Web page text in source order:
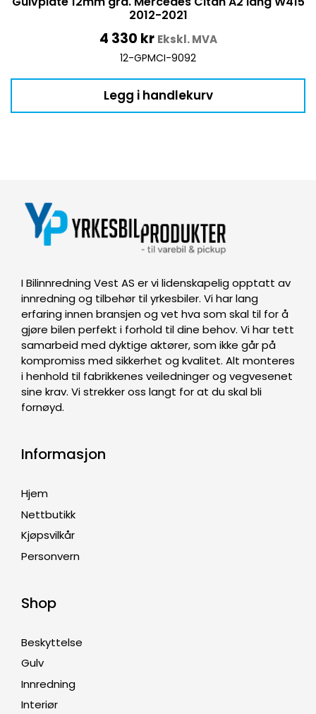
2012-2021
4 330 kr Ekskl. MVA
12-GPMCI-9092
Legg i handlekurv
I Bilinnredning Vest AS er vi lidenskapelig opptatt av
innredning og tilbehør til yrkesbiler. Vi har lang
erfaring innen bransjen og vet hva som skal til for å
gjøre bilen perfekt i forhold til dine behov. Vi har tett
samarbeid med dyktige aktører, som ikke går på
kompromiss med sikkerhet og kvalitet. Alt monteres
i henhold til fabrikkenes veiledninger og vegvesenet
sine krav. Vi strekker oss langt for at du skal bli
fornøyd.
Informasjon
Hjem
Nettbutikk
Kjøpsvilkår
Personvern
Shop
Beskyttelse
Gulv
Innredning
Interiør